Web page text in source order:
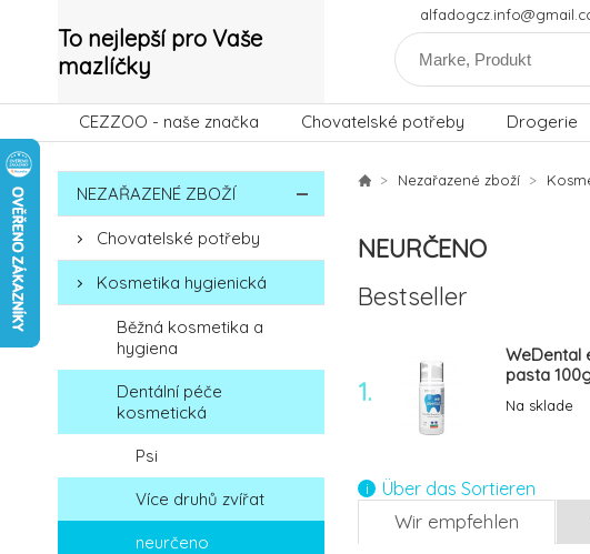
To nejlepší pro Vaše
mazlíčky
CEZZOO - naše značka Chovatelské potřeby Drogerie
NEZAŘAZENÉ ZBOŽÍ
Chovatelské potřeby
Kosmetika hygienická
Běžná kosmetika a
hygiena
Dentální péče
kosmetická
Psi
Více druhů zvířat
neurčeno
Nezařazené zboží
NEURČENO
Bestseller
1.
WeDental
pasta
Na sklade
Über das Sortieren
Wir empfehlen